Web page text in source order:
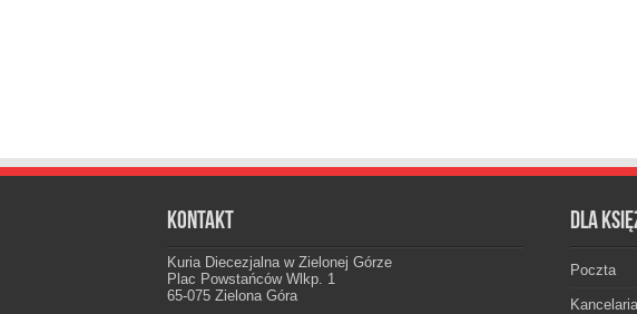
Kontakt
Kuria Diecezjalna w Zielonej Górze
Plac Powstańców Wlkp. 1
65-075 Zielona Góra
Dla
Poczta